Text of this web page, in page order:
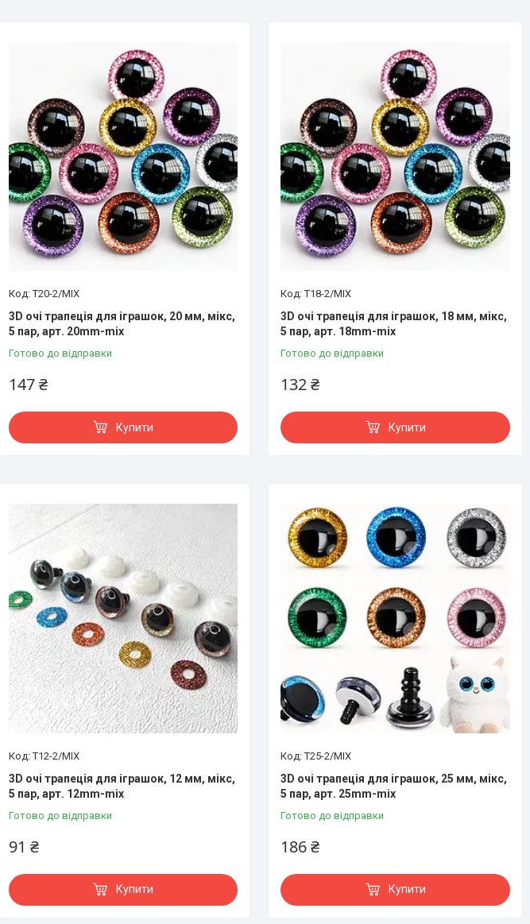
T20-2/MIX
3D очі трапеція для іграшок, 20 мм, мікс,
5 пар, арт. 20mm-mix
Готово до відправки
147 ₴
Купити
T18-2/MIX
3D очі трапеція для іграшок, 18 мм, мікс,
5 пар, арт. 18mm-mix
Готово до відправки
132 ₴
Купити
T12-2/MIX
3D очі трапеція для іграшок, 12 мм, мікс,
5 пар, арт. 12mm-mix
Готово до відправки
91 ₴
Купити
T25-2/MIX
3D очі трапеція для іграшок, 25 мм, мікс,
5 пар, арт. 25mm-mix
Готово до відправки
186 ₴
Купити